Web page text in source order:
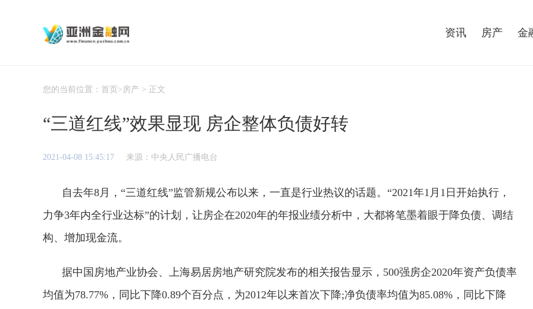
资讯 房产 金
您的当前位置： 首页 > 房产 > 正文
“三道红线”效果显现 房企整体负债好转
2021-04-08 15:45:17 来源：中央人民广播电台
自去年8月，“三道红线”监管新规公布以来，一直是行业热议的话题。“2021年1月1日开始执行，
力争3年内全行业达标”的计划，让房企在2020年的年报业绩分析中，大都将笔墨着眼于降负债、调结
构、增加现金流。
据中国房地产业协会、上海易居房地产研究院发布的相关报告显示，500强房企2020年资产负债率
均值为78.77%，同比下降0.89个百分点，为2012年以来首次下降;净负债率均值为85.08%，同比下降